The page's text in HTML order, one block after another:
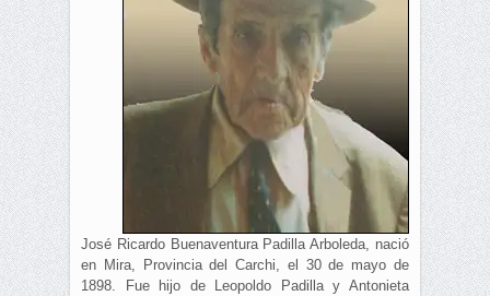
José Ricardo Buenaventura Padilla Arboleda, nació
en Mira, Provincia del Carchi, el 30 de mayo de
1898. Fue hijo de Leopoldo Padilla y Antonieta